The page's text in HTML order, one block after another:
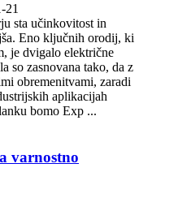
21
sta učinkovitost in
Eno ključnih orodij, ki
je dvigalo električne
so zasnovana tako, da z
obremenitvami, zaradi
aplikacijah
bomo Exp ...
varnostno